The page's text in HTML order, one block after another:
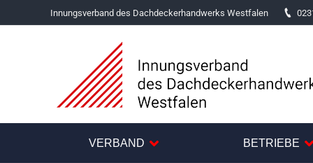
Innungsverband des Dachdeckerhandwerks Westfalen
VERBAND BETRIEBE